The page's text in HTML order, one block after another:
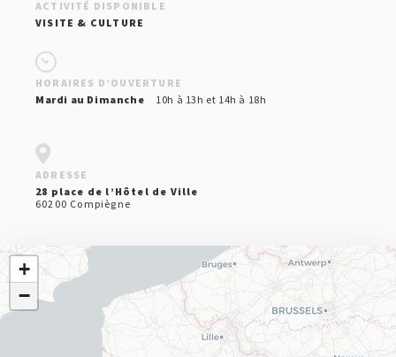
ACTIVITÉ DISPONIBLE
VISITE & CULTURE
HORAIRES D’OUVERTURE
Mardi au Dimanche
10h à 13h et 14h à 18h
ADRESSE
28 place de l’Hôtel de Ville
60200 Compiègne
+
−